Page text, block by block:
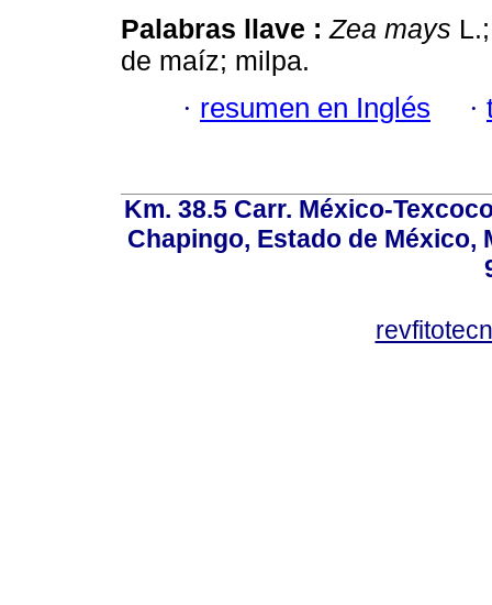
Palabras llave :Zea mays
de maíz; milpa.
· resumen en Inglés ·
Km. 38.5 Carr. México-
Chapingo, Estado de México,